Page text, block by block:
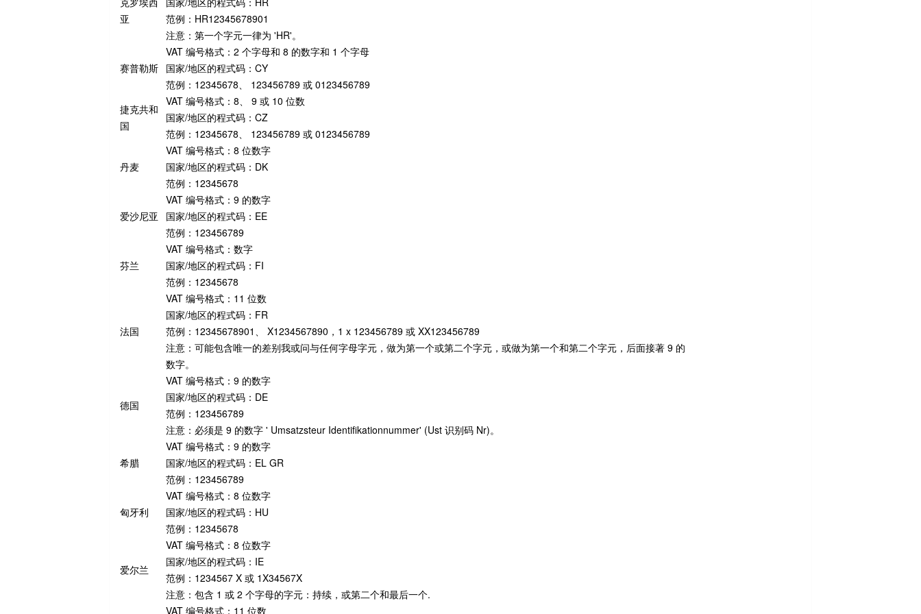
亚
范例：HR12345678901
注意：第一个字元一律为 'HR'。
赛普勒斯
VAT 编号格式：2 个字母和 8 的数字和 1 个字母
国家/地区的程式码：CY
范例：12345678、 123456789 或 0123456789
捷克共和
国
VAT 编号格式：8、 9 或 10 位数
国家/地区的程式码：CZ
范例：12345678、 123456789 或 0123456789
丹麦
VAT 编号格式：8 位数字
国家/地区的程式码：DK
范例：12345678
爱沙尼亚
VAT 编号格式：9 的数字
国家/地区的程式码：EE
范例：123456789
芬兰
VAT 编号格式：数字
国家/地区的程式码：FI
范例：12345678
法国
VAT 编号格式：11 位数
国家/地区的程式码：FR
范例：12345678901、 X1234567890，1 x 123456789 或 XX123456789
注意：可能包含唯一的差别我或问与任何字母字元，做为第一个或第二个字元，或做为第一个和第二个字元，后面接著 9 的
数字。
德国
VAT 编号格式：9 的数字
国家/地区的程式码：DE
范例：123456789
注意：必须是 9 的数字 ' Umsatzsteur Identifikationnummer' (Ust 识别码 Nr)。
希腊
VAT 编号格式：9 的数字
国家/地区的程式码：EL GR
范例：123456789
匈牙利
VAT 编号格式：8 位数字
国家/地区的程式码：HU
范例：12345678
爱尔兰
VAT 编号格式：8 位数字
国家/地区的程式码：IE
范例：1234567 X 或 1X34567X
注意：包含 1 或 2 个字母的字元：持续，或第二个和最后一个.
VAT 编号格式：11 位数